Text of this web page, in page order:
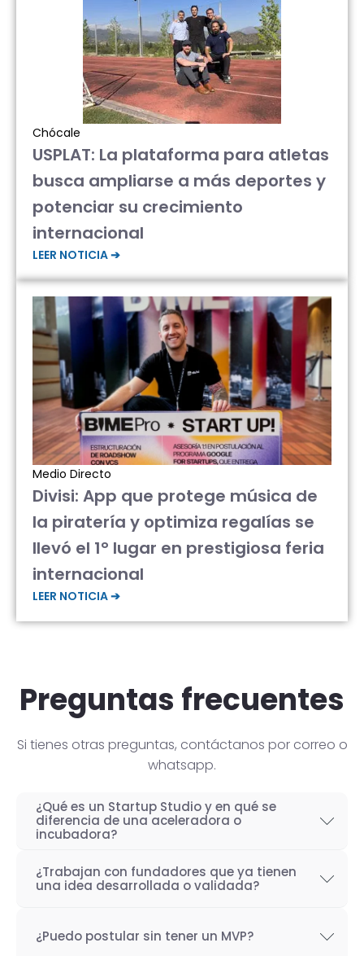
Chócale
USPLAT: La plataforma para atletas
busca ampliarse a más deportes y
potenciar su crecimiento
internacional
LEER NOTICIA ➔
Medio Directo
Divisi: App que protege música de
la piratería y optimiza regalías se
llevó el 1° lugar en prestigiosa feria
internacional
LEER NOTICIA ➔
Preguntas frecuentes
Si tienes otras preguntas, contáctanos por correo o
whatsapp.
¿Qué es un Startup Studio y en qué se
diferencia de una aceleradora o
incubadora?
Un Startup Studio es una organización capaz
de construir startups de manera iterativa,
con experiencia. También se les conoce
¿Trabajan con fundadores que ya tienen
una idea desarrollada o validada?
Startup Studio es lograr un proceso iterativo
¿Puedo postular sin tener un MVP?